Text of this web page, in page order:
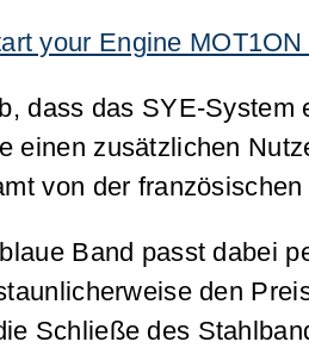
dass das SYE-
einen zusätzlichen
von der
Band passt dabei
den
Schließe des